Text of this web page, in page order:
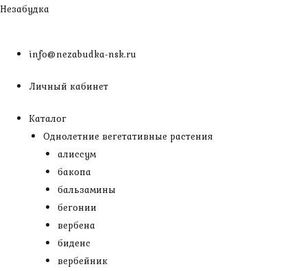
Перейти
Незабудка
info@nezabudka-nsk.ru
Личный кабинет
Каталог
Однолетние вегетативные растения
алиссум
бакопа
бальзамины
бегонии
вербена
биденс
вербейник